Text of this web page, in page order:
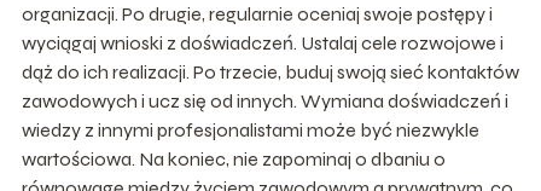
organizacji. Po drugie, regularnie oceniaj swoje postępy i
wyciągaj wnioski z doświadczeń. Ustalaj cele rozwojowe i
dąż do ich realizacji. Po trzecie, buduj swoją sieć kontaktów
zawodowych i ucz się od innych. Wymiana doświadczeń i
wiedzy z innymi profesjonalistami może być niezwykle
wartościowa. Na koniec, nie zapominaj o dbaniu o